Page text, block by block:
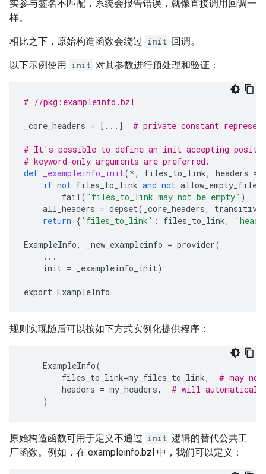
实参与签名不匹配，系统会报告错误，就像直接调用回调一
样。
相比之下，原始构造函数会绕过 init 回调。
以下示例使用 init 对其参数进行预处理和验证：
# //pkg:exampleinfo.bzl
_core_headers = [ ... ] # private constant
# It's possible to define an init accepting
# keyword-only arguments are preferred.
def
_exampleinfo_init(*, files_to_link, headers =
if not files_to_link and not
fail( "files_to_link may not be empty" )
all_headers = depset( _core_headers,
transitive
return { 'files_to_link' : files_to_link,
ExampleInfo, _new_exampleinfo = provider(
...
init = _exampleinfo_init)
export ExampleInfo
规则实现随后可以按如下方式实例化提供程序：
ExampleInfo(
files_to_link=my_files_to_link,
# may not
headers = my_headers,
# will
)
原始构造函数可用于定义不通过 init 逻辑的替代公共工
厂函数。例如，在 exampleinfo.bzl 中，我们可以定义：